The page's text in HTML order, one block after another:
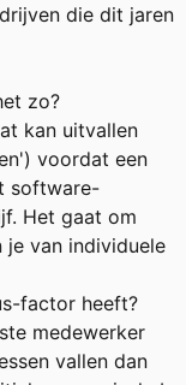
die dit jaren
zo?
kan uitvallen
voordat een
software-
Het gaat om
je van individuele
factor heeft?
medewerker
vallen dan